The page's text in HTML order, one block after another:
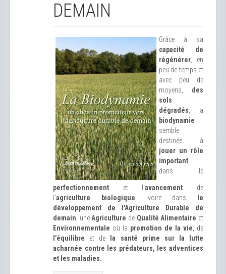
DEMAIN
Grâce à sa
capacité de
régénérer , en
peu de temps et
avec peu de
moyens, des
sols
dégradés , la
biodynamie
semble
destinée à
jouer un rôle
important
dans le
perfectionnement et l'avancement de
l'agriculture biologique , voire dans
le
développement de l'Agriculture Durable de
demain , une Agriculture de Qualité Alimentaire et
Environnementale où la promotion de la vie , de
l’équilibre et de
la santé prime sur la lutte
acharnée contre les prédateurs, les adventices
et les maladies.